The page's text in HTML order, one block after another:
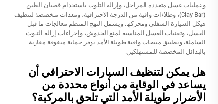
وعمليات غسل متعددة المراحل، وإزالة التلوث باستخدام قضبان الطين
(Clay Bar)، وطلاءات واقية من الدرجة الاحترافية، ومعدات متخصصة لتنظيف
هيكل السيارة السفلي ومحركها. ويشمل النهج المنظم معالجات ما قبل
الغسل، وتقنيات الغسل المناسبة لمنع الخدوش، وإجراءات إزالة التلوث
الشاملة، وتطبيق منتجات واقية طويلة الأمد توفر حماية متفوقة مقارنة
بالبدائل المخصصة للمستهلكين.
هل يمكن لتنظيف السيارات الاحترافي أن
يساعد في الوقاية من أنواع محددة من
الأضرار طويلة الأمد التي تلحق بالمركبة؟